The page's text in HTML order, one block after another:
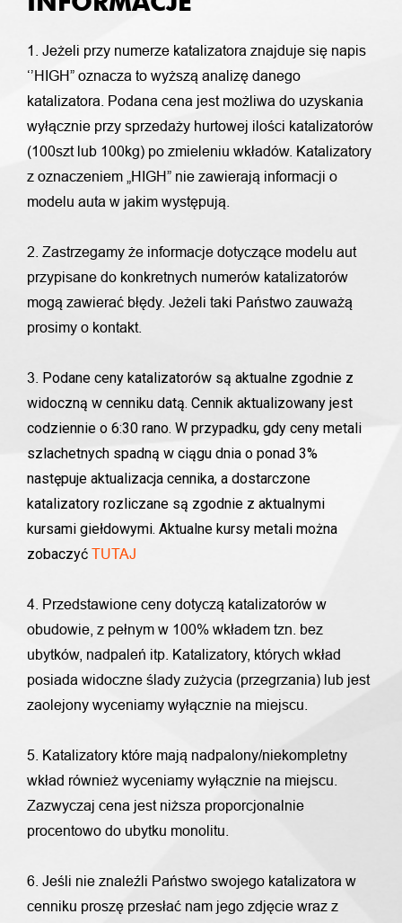
1. Jeżeli przy numerze katalizatora znajduje się napis
‘’HIGH” oznacza to wyższą analizę danego
katalizatora. Podana cena jest możliwa do uzyskania
wyłącznie przy sprzedaży hurtowej ilości katalizatorów
(100szt lub 100kg) po zmieleniu wkładów. Katalizatory
z oznaczeniem „HIGH” nie zawierają informacji o
modelu auta w jakim występują.
2. Zastrzegamy że informacje dotyczące modelu aut
przypisane do konkretnych numerów katalizatorów
mogą zawierać błędy. Jeżeli taki Państwo zauważą
prosimy o kontakt.
3. Podane ceny katalizatorów są aktualne zgodnie z
widoczną w cenniku datą. Cennik aktualizowany jest
codziennie o 6:30 rano. W przypadku, gdy ceny metali
szlachetnych spadną w ciągu dnia o ponad 3%
następuje aktualizacja cennika, a dostarczone
katalizatory rozliczane są zgodnie z aktualnymi
kursami giełdowymi. Aktualne kursy metali można
zobaczyć TUTAJ
4. Przedstawione ceny dotyczą katalizatorów w
obudowie, z pełnym w 100% wkładem tzn. bez
ubytków, nadpaleń itp. Katalizatory, których wkład
posiada widoczne ślady zużycia (przegrzania) lub jest
zaolejony wyceniamy wyłącznie na miejscu.
5. Katalizatory które mają nadpalony/niekompletny
wkład również wyceniamy wyłącznie na miejscu.
Zazwyczaj cena jest niższa proporcjonalnie
procentowo do ubytku monolitu.
6. Jeśli nie znaleźli Państwo swojego katalizatora w
cenniku proszę przesłać nam jego zdjęcie wraz z